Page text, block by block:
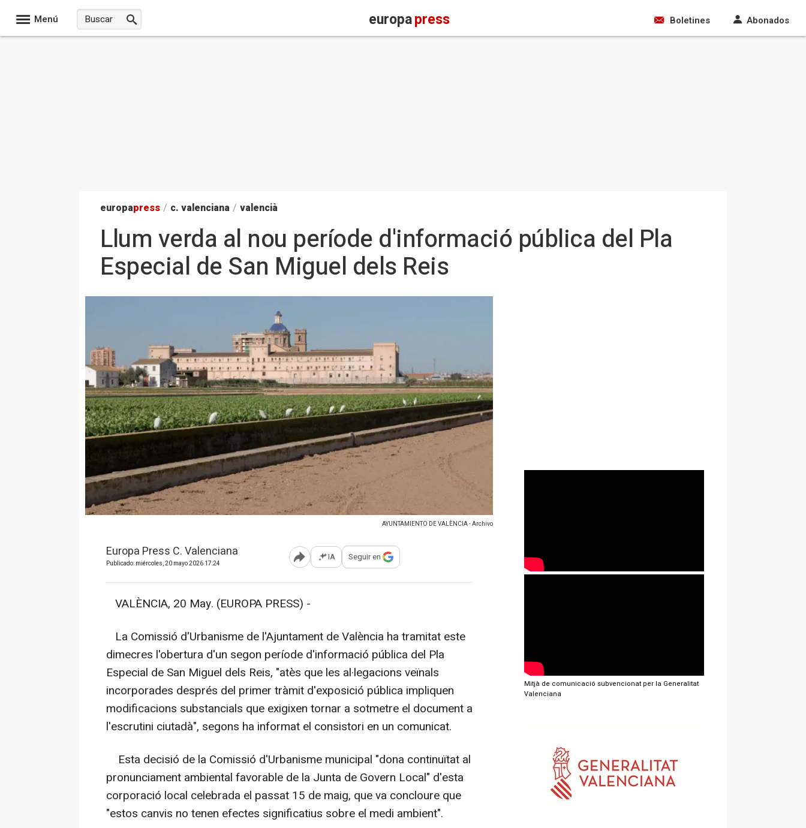
Menú europapress Boletines Abonados
europapress / c. valenciana / valencià
Llum verda al nou període d'informació pública del Pla
Especial de San Miguel dels Reis
AYUNTAMIENTO DE VALÈNCIA - Archivo
Europa Press C. Valenciana
Publicado: miércoles, 20 mayo 2026 17:24 Abrir opciones para compartir
IA Seguir en
VALÈNCIA, 20 May. (EUROPA PRESS) -
La Comissió d'Urbanisme de l'Ajuntament de València ha tramitat este
dimecres l'obertura d'un segon període d'informació pública del Pla
Especial de San Miguel dels Reis, "atès que les al·legacions veïnals
incorporades després del primer tràmit d'exposició pública impliquen
modificacions substancials que exigixen tornar a sotmetre el document a
l'escrutini ciutadà", segons ha informat el consistori en un comunicat.
Esta decisió de la Comissió d'Urbanisme municipal "dona continuïtat al
pronunciament ambiental favorable de la Junta de Govern Local" d'esta
corporació local celebrada el passat 15 de maig, que va concloure que
"estos canvis no tenen efectes significatius sobre el medi ambient".
Mitjà de comunicació subvencionat per la Generalitat
Valenciana